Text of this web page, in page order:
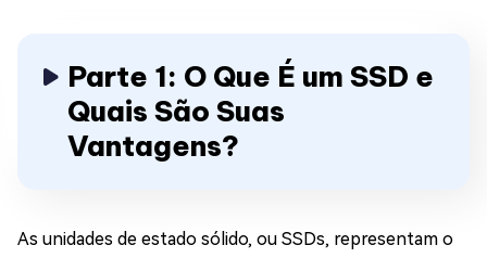
Parte 1: O Que É um SSD e
Quais São Suas
Vantagens?
As unidades de estado sólido, ou SSDs, representam o